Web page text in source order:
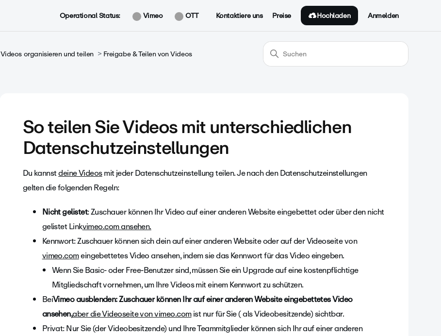
Operational Status: Vimeo OTT Kontaktiere uns Preise Hochladen Anmelden
Videos organisieren und teilen Freigabe & Teilen von Videos
So teilen Sie Videos mit unterschiedlichen
Datenschutzeinstellungen
Du kannstdeine Videosmit jeder Datenschutzeinstellung teilen. Je nach den Datenschutzeinstellungen
gelten die folgenden Regeln:
Nicht gelistet: Zuschauer können Ihr Video auf einer anderen Website eingebettet oder über den nicht
gelistet Linkvimeo.com ansehen.
Kennwort: Zuschauer können sich dein auf einer anderen Website oder auf der Videoseite von
vimeo.comeingebettetes Video ansehen, indem sie das Kennwort für das Video eingeben.
Wenn Sie Basic- oder Free-Benutzer sind, müssen Sie ein Upgrade auf eine kostenpflichtige
Mitgliedschaft vornehmen, um Ihre Videos mit einem Kennwort zu schützen.
BeiVimeo ausblenden: Zuschauer können Ihr auf einer anderen Website eingebettetes Video
ansehen,aber die Videoseite von vimeo.comist nur für Sie ( als Videobesitzende) sichtbar.
Privat: Nur Sie (der Videobesitzende) und Ihre Teammitglieder können sich Ihr auf einer anderen